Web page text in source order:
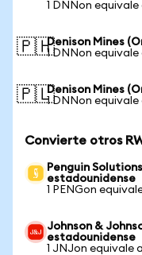
1 DNNon equivale
🇵🇭Denison Mines
1 DNNon equivale
🇵🇱Denison Mines
1 DNNon equivale
Convierte otros
Penguin
estadounidense
1 PENGon
Johnson &
estadounidense
1 JNJon equivale